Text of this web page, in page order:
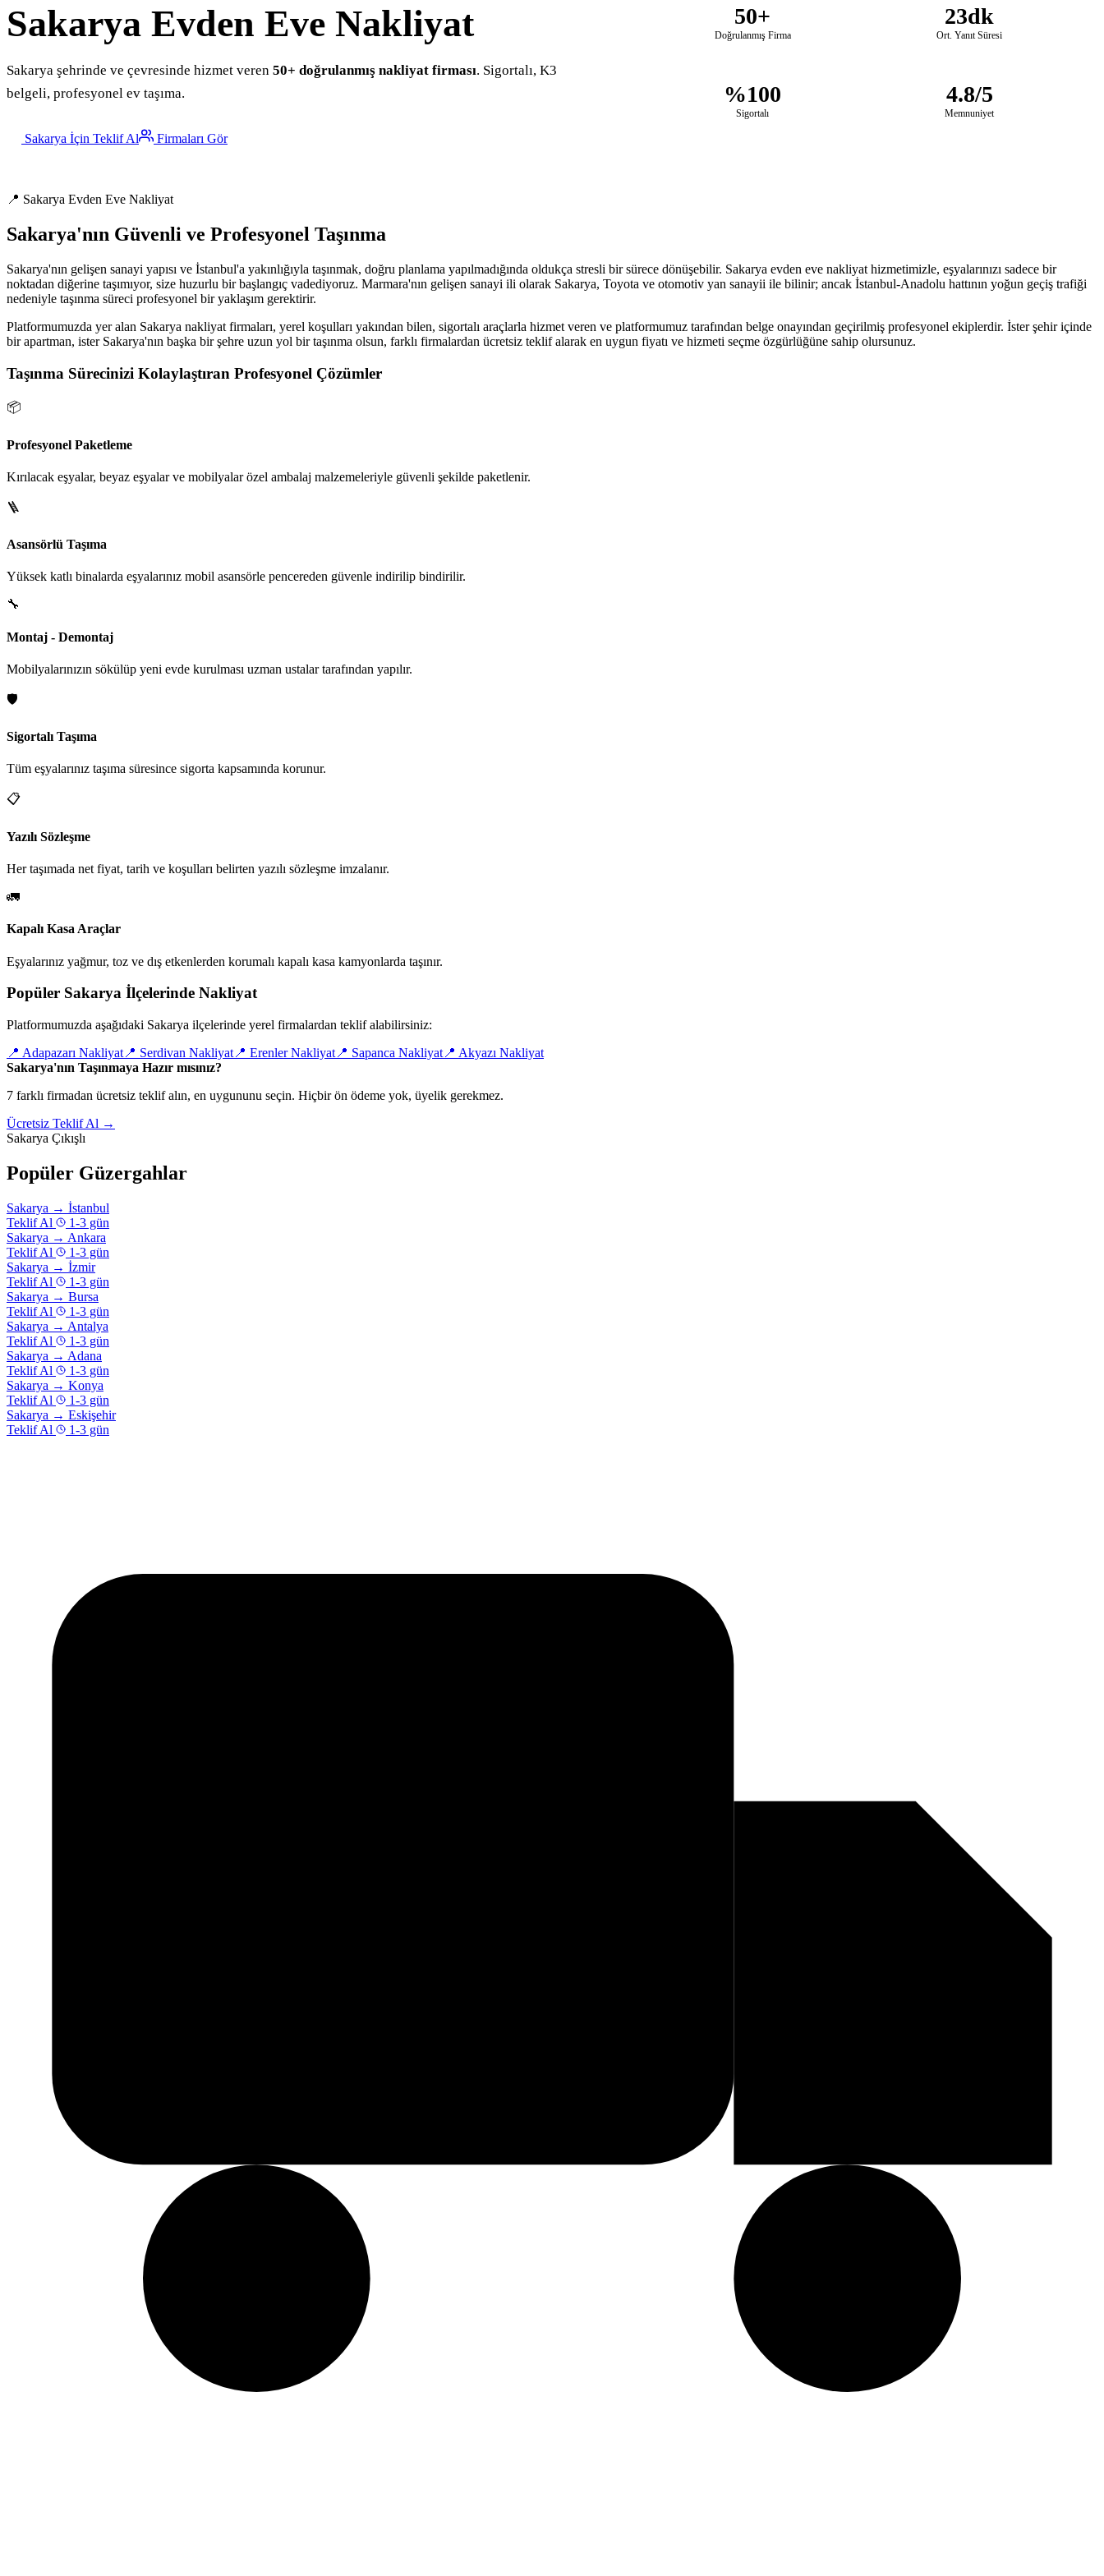
Sakarya Evden Eve Nakliyat
Sakarya şehrinde ve çevresinde hizmet veren 50+ doğrulanmış nakliyat firması. Sigortalı, K3
belgeli, profesyonel ev taşıma.
Sakarya İçin Teklif Al Firmaları Gör
50+
Doğrulanmış Firma
23dk
Ort. Yanıt Süresi
%100
Sigortalı
4.8/5
Memnuniyet
📍 Sakarya Evden Eve Nakliyat
Sakarya'nın Güvenli ve Profesyonel Taşınma
Sakarya'nın gelişen sanayi yapısı ve İstanbul'a yakınlığıyla taşınmak, doğru planlama yapılmadığında oldukça stresli bir sürece dönüşebilir. Sakarya evden eve nakliyat hizmetimizle, eşyalarınızı sadece bir
noktadan diğerine taşımıyor, size huzurlu bir başlangıç vadediyoruz. Marmara'nın gelişen sanayi ili olarak Sakarya, Toyota ve otomotiv yan sanayii ile bilinir; ancak İstanbul-Anadolu hattının yoğun geçiş trafiği
nedeniyle taşınma süreci profesyonel bir yaklaşım gerektirir.
Platformumuzda yer alan Sakarya nakliyat firmaları, yerel koşulları yakından bilen, sigortalı araçlarla hizmet veren ve platformumuz tarafından belge onayından geçirilmiş profesyonel ekiplerdir. İster şehir içinde
bir apartman, ister Sakarya'nın başka bir şehre uzun yol bir taşınma olsun, farklı firmalardan ücretsiz teklif alarak en uygun fiyatı ve hizmeti seçme özgürlüğüne sahip olursunuz.
Taşınma Sürecinizi Kolaylaştıran Profesyonel Çözümler
📦
Profesyonel Paketleme
Kırılacak eşyalar, beyaz eşyalar ve mobilyalar özel ambalaj malzemeleriyle güvenli şekilde paketlenir.
🪜
Asansörlü Taşıma
Yüksek katlı binalarda eşyalarınız mobil asansörle pencereden güvenle indirilip bindirilir.
🔧
Montaj - Demontaj
Mobilyalarınızın sökülüp yeni evde kurulması uzman ustalar tarafından yapılır.
🛡️
Sigortalı Taşıma
Tüm eşyalarınız taşıma süresince sigorta kapsamında korunur.
📋
Yazılı Sözleşme
Her taşımada net fiyat, tarih ve koşulları belirten yazılı sözleşme imzalanır.
🚛
Kapalı Kasa Araçlar
Eşyalarınız yağmur, toz ve dış etkenlerden korumalı kapalı kasa kamyonlarda taşınır.
Popüler Sakarya İlçelerinde Nakliyat
Platformumuzda aşağıdaki Sakarya ilçelerinde yerel firmalardan teklif alabilirsiniz:
📍 Adapazarı Nakliyat 📍 Serdivan Nakliyat 📍 Erenler Nakliyat 📍 Sapanca Nakliyat 📍 Akyazı Nakliyat
Sakarya'nın Taşınmaya Hazır mısınız?
7 farklı firmadan ücretsiz teklif alın, en uygununu seçin. Hiçbir ön ödeme yok, üyelik gerekmez.
Ücretsiz Teklif Al →
Sakarya Çıkışlı
Popüler Güzergahlar
Sakarya → İstanbul
Teklif Al
1-3 gün
Sakarya → Ankara
Teklif Al
1-3 gün
Sakarya → İzmir
Teklif Al
1-3 gün
Sakarya → Bursa
Teklif Al
1-3 gün
Sakarya → Antalya
Teklif Al
1-3 gün
Sakarya → Adana
Teklif Al
1-3 gün
Sakarya → Konya
Teklif Al
1-3 gün
Sakarya → Eskişehir
Teklif Al
1-3 gün